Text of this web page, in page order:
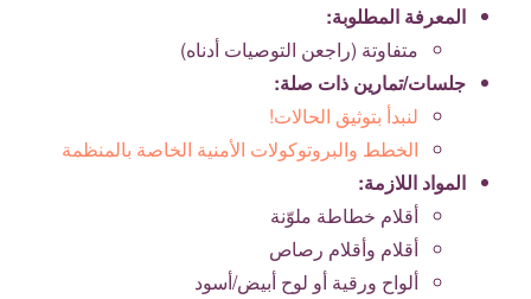
المعرفة المطلوبة:
متفاوتة (راجعن التوصيات أدناه)
جلسات/تمارين ذات صلة:
لنبدأ بتوثيق الحالات!
الخطط والبروتوكولات الأمنية الخاصة بالمنظمة
المواد اللازمة:
أقلام خطاطة ملوّنة
أقلام وأقلام رصاص
ألواح ورقية أو لوح أبيض/أسود